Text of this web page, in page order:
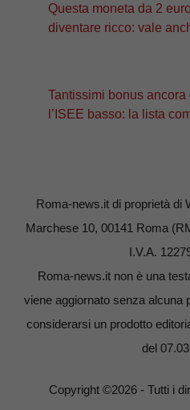
Questa moneta da 2
diventare ricco: vale
Tantissimi bonus
l’ISEE basso: la lista
Roma-news.it di proprietà di
Marchese 10, 00141 Roma
I.V.A.
Roma-news.it non è una
viene aggiornato senza alcuna
considerarsi un prodotto
del
Copyright ©2026 - Tutti i